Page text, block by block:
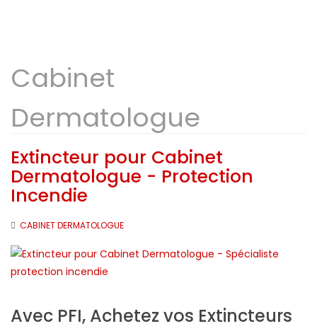
Cabinet
Dermatologue
Extincteur pour Cabinet
Dermatologue - Protection
Incendie
CABINET DERMATOLOGUE
Avec PFI, Achetez vos Extincteurs